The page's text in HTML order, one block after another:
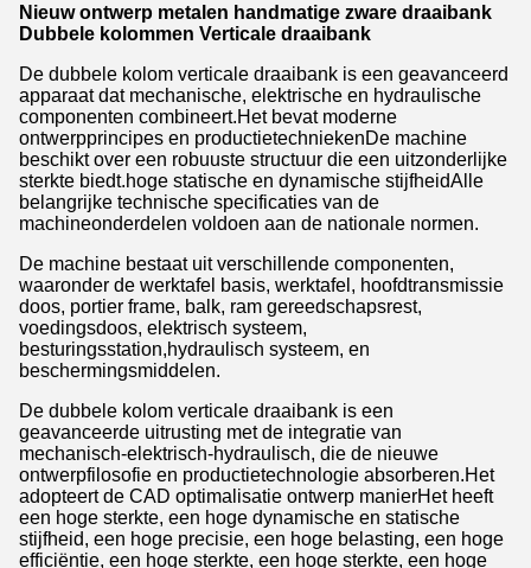
Nieuw ontwerp metalen handmatige zware draaibank
Dubbele kolommen Verticale draaibank
De dubbele kolom verticale draaibank is een geavanceerd
apparaat dat mechanische, elektrische en hydraulische
componenten combineert.Het bevat moderne
ontwerpprincipes en productietechniekenDe machine
beschikt over een robuuste structuur die een uitzonderlijke
sterkte biedt.hoge statische en dynamische stijfheidAlle
belangrijke technische specificaties van de
machineonderdelen voldoen aan de nationale normen.
De machine bestaat uit verschillende componenten,
waaronder de werktafel basis, werktafel, hoofdtransmissie
doos, portier frame, balk, ram gereedschapsrest,
voedingsdoos, elektrisch systeem,
besturingsstation,hydraulisch systeem, en
beschermingsmiddelen.
De dubbele kolom verticale draaibank is een
geavanceerde uitrusting met de integratie van
mechanisch-elektrisch-hydraulisch, die de nieuwe
ontwerpfilosofie en productietechnologie absorberen.Het
adopteert de CAD optimalisatie ontwerp manierHet heeft
een hoge sterkte, een hoge dynamische en statische
stijfheid, een hoge precisie, een hoge belasting, een hoge
efficiëntie, een hoge sterkte, een hoge sterkte, een hoge